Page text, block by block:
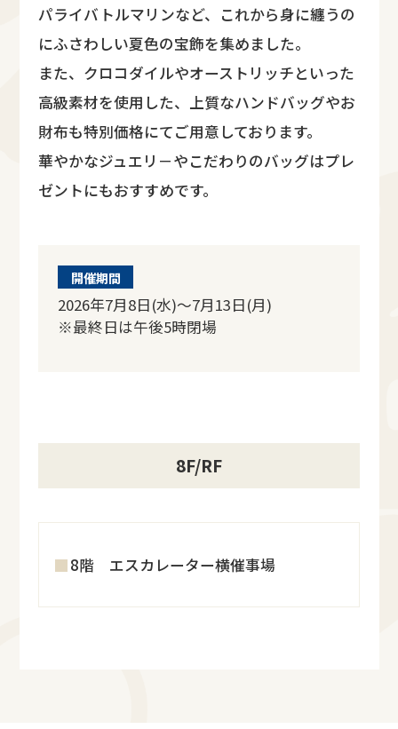
パライバトルマリンなど、これから身に纏うの
にふさわしい夏色の宝飾を集めました。
また、クロコダイルやオーストリッチといった
高級素材を使用した、上質なハンドバッグやお
財布も特別価格にてご用意しております。
華やかなジュエリ－やこだわりのバッグはプレ
ゼントにもおすすめです。
開催期間
2026年7月8日(水)～7月13日(月)
※最終日は午後5時閉場
8F/RF
8階 エスカレーター横催事場